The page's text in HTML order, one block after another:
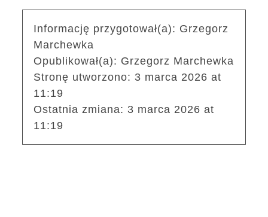
Informację przygotował(a): Grzegorz
Marchewka
Opublikował(a): Grzegorz Marchewka
Stronę utworzono: 3 marca 2026 at
11:19
Ostatnia zmiana: 3 marca 2026 at
11:19